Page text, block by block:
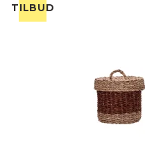
TILBUD